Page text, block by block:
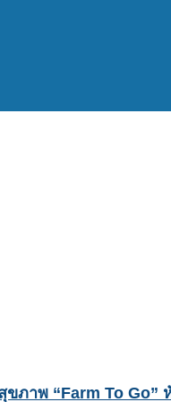
ขภาพ “Farm To Go”